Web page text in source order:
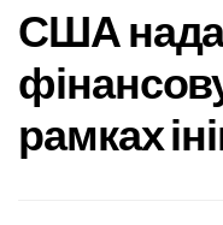
США
рамках